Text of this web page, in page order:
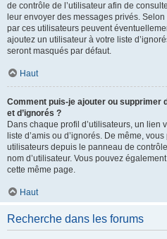
de contrôle de l’utilisateur afin de
leur envoyer des messages privés.
par ces utilisateurs peuvent
ajoutez un utilisateur à votre liste
seront masqués par défaut.
Haut
Comment puis-je ajouter ou supprimer
et d’ignorés ?
Dans chaque profil d’utilisateurs, un lien
liste d’amis ou d’ignorés. De même,
utilisateurs depuis le panneau de
nom d’utilisateur. Vous pouvez
cette même page.
Haut
Recherche dans les forums